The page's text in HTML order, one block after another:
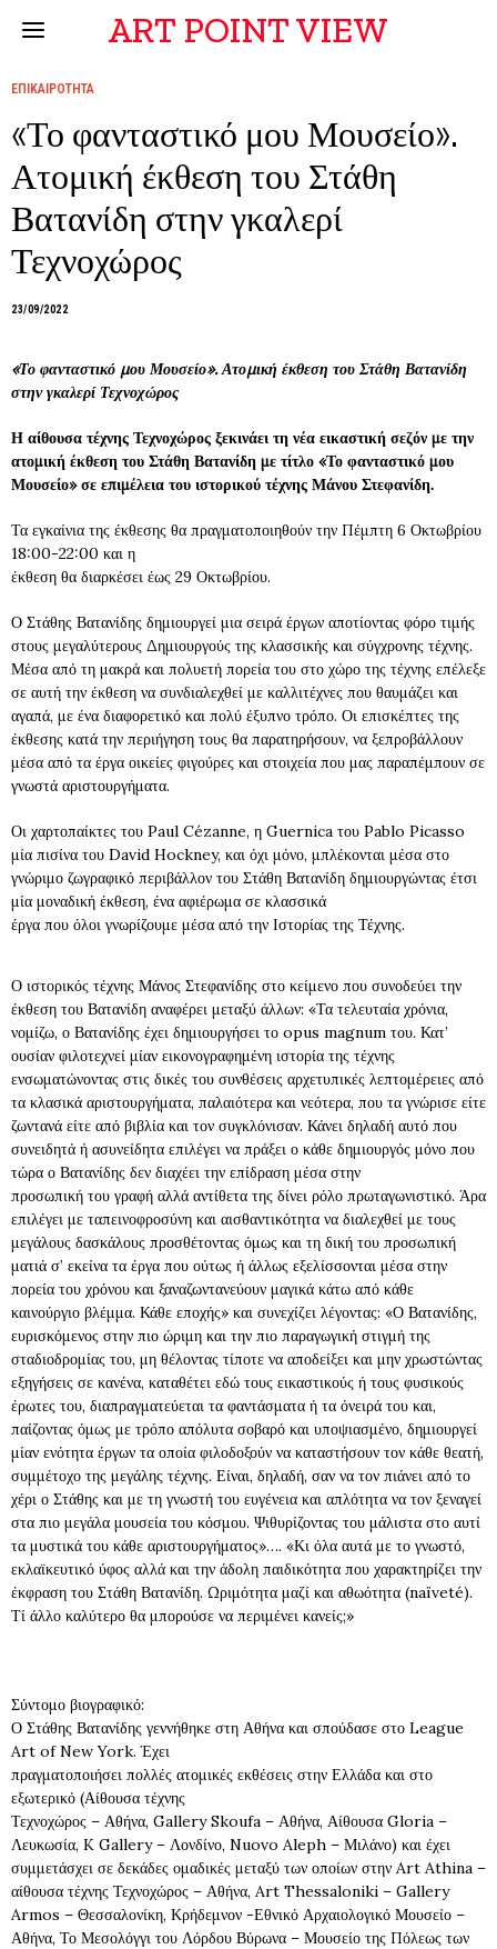
ART POINT VIEW
ΕΠΙΚΑΙΡΟΤΗΤΑ
«Το φανταστικό μου Μουσείο».
Ατομική έκθεση του Στάθη
Βατανίδη στην γκαλερί
Τεχνοχώρος
23/09/2022
«Το φανταστικό μου Μουσείο». Ατομική έκθεση του Στάθη Βατανίδη
στην γκαλερί Τεχνοχώρος
Η αίθουσα τέχνης Τεχνοχώρος ξεκινάει τη νέα εικαστική σεζόν με την
ατομική έκθεση του Στάθη Βατανίδη με τίτλο «Το φανταστικό μου
Μουσείο» σε επιμέλεια του ιστορικού τέχνης Μάνου Στεφανίδη.
Τα εγκαίνια της έκθεσης θα πραγματοποιηθούν την Πέμπτη 6 Οκτωβρίου
18:00-22:00 και η
έκθεση θα διαρκέσει έως 29 Οκτωβρίου.
Ο Στάθης Βατανίδης δημιουργεί μια σειρά έργων αποτίοντας φόρο τιμής
στους μεγαλύτερους Δημιουργούς της κλασσικής και σύγχρονης τέχνης.
Μέσα από τη μακρά και πολυετή πορεία του στο χώρο της τέχνης επέλεξε
σε αυτή την έκθεση να συνδιαλεχθεί με καλλιτέχνες που θαυμάζει και
αγαπά, με ένα διαφορετικό και πολύ έξυπνο τρόπο. Οι επισκέπτες της
έκθεσης κατά την περιήγηση τους θα παρατηρήσουν, να ξεπροβάλλουν
μέσα από τα έργα οικείες φιγούρες και στοιχεία που μας παραπέμπουν σε
γνωστά αριστουργήματα.
Οι χαρτοπαίκτες του Paul Cézanne, η Guernica του Pablo Picasso
μία πισίνα του David Hockney, και όχι μόνο, μπλέκονται μέσα στο
γνώριμο ζωγραφικό περιβάλλον του Στάθη Βατανίδη δημιουργώντας έτσι
μία μοναδική έκθεση, ένα αφιέρωμα σε κλασσικά
έργα που όλοι γνωρίζουμε μέσα από την Ιστορίας της Τέχνης.
Ο ιστορικός τέχνης Μάνος Στεφανίδης στο κείμενο που συνοδεύει την
έκθεση του Βατανίδη αναφέρει μεταξύ άλλων: «Τα τελευταία χρόνια,
νομίζω, ο Βατανίδης έχει δημιουργήσει το opus magnum του. Κατ’
ουσίαν φιλοτεχνεί μίαν εικονογραφημένη ιστορία της τέχνης
ενσωματώνοντας στις δικές του συνθέσεις αρχετυπικές λεπτομέρειες από
τα κλασικά αριστουργήματα, παλαιότερα και νεότερα, που τα γνώρισε είτε
ζωντανά είτε από βιβλία και τον συγκλόνισαν. Κάνει δηλαδή αυτό που
συνειδητά ή ασυνείδητα επιλέγει να πράξει ο κάθε δημιουργός μόνο που
τώρα ο Βατανίδης δεν διαχέει την επίδραση μέσα στην
προσωπική του γραφή αλλά αντίθετα της δίνει ρόλο πρωταγωνιστικό. Άρα
επιλέγει με ταπεινοφροσύνη και αισθαντικότητα να διαλεχθεί με τους
μεγάλους δασκάλους προσθέτοντας όμως και τη δική του προσωπική
ματιά σ’ εκείνα τα έργα που ούτως ή άλλως εξελίσσονται μέσα στην
πορεία του χρόνου και ξαναζωντανεύουν μαγικά κάτω από κάθε
καινούργιο βλέμμα. Κάθε εποχής» και συνεχίζει λέγοντας: «Ο Βατανίδης,
ευρισκόμενος στην πιο ώριμη και την πιο παραγωγική στιγμή της
σταδιοδρομίας του, μη θέλοντας τίποτε να αποδείξει και μην χρωστώντας
εξηγήσεις σε κανένα, καταθέτει εδώ τους εικαστικούς ή τους φυσικούς
έρωτες του, διαπραγματεύεται τα φαντάσματα ή τα όνειρά του και,
παίζοντας όμως με τρόπο απόλυτα σοβαρό και υποψιασμένο, δημιουργεί
μίαν ενότητα έργων τα οποία φιλοδοξούν να καταστήσουν τον κάθε θεατή,
συμμέτοχο της μεγάλης τέχνης. Είναι, δηλαδή, σαν να τον πιάνει από το
χέρι ο Στάθης και με τη γνωστή του ευγένεια και απλότητα να τον ξεναγεί
στα πιο μεγάλα μουσεία του κόσμου. Ψιθυρίζοντας του μάλιστα στο αυτί
τα μυστικά του κάθε αριστουργήματος»…. «Κι όλα αυτά με το γνωστό,
εκλαϊκευτικό ύφος αλλά και την άδολη παιδικότητα που χαρακτηρίζει την
έκφραση του Στάθη Βατανίδη. Ωριμότητα μαζί και αθωότητα (naïveté).
Τί άλλο καλύτερο θα μπορούσε να περιμένει κανείς;»
Σύντομο βιογραφικό:
Ο Στάθης Βατανίδης γεννήθηκε στη Αθήνα και σπούδασε στο League
Art of New York. Έχει
πραγματοποιήσει πολλές ατομικές εκθέσεις στην Ελλάδα και στο
εξωτερικό (Αίθουσα τέχνης
Τεχνοχώρος – Αθήνα, Gallery Skoufa – Αθήνα, Αίθουσα Gloria –
Λευκωσία, K Gallery – Λονδίνο, Nuovo Aleph – Μιλάνο) και έχει
συμμετάσχει σε δεκάδες ομαδικές μεταξύ των οποίων στην Art Athina –
αίθουσα τέχνης Τεχνοχώρος – Αθήνα, Art Thessaloniki – Gallery
Armos – Θεσσαλονίκη, Κρήδεμνον -Εθνικό Αρχαιολογικό Μουσείο –
Αθήνα, Το Μεσολόγγι του Λόρδου Βύρωνα – Μουσείο της Πόλεως των